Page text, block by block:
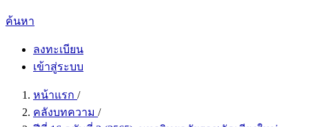
ค้นหา
ลงทะเบียน
เข้าสู่ระบบ
หน้าแรก /
คลังบทความ /